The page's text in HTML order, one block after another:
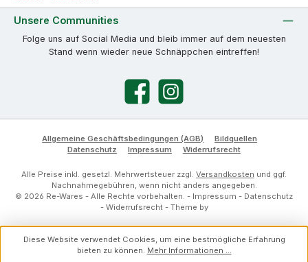
Unsere Communities
Folge uns auf Social Media und bleib immer auf dem neuesten
Stand wenn wieder neue Schnäppchen eintreffen!
FacebookInstagram
Allgemeine Geschäftsbedingungen (AGB)
Bildquellen
Datenschutz
Impressum Widerrufsrecht
Alle Preise inkl. gesetzl. Mehrwertsteuer zzgl. Versandkosten und ggf.
Nachnahmegebühren, wenn nicht anders angegeben.
© 2026 Re-Wares - Alle Rechte vorbehalten. - Impressum - Datenschutz
- Widerrufsrecht- Theme by
Diese Website verwendet Cookies, um eine bestmögliche Erfahrung
bieten zu können. Mehr Informationen ...